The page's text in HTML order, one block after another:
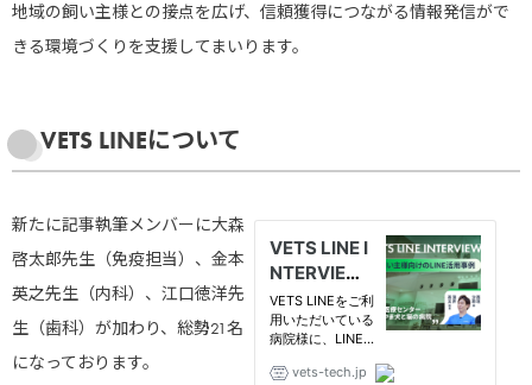
地域の飼い主様との接点を広げ、信頼獲得につながる情報発信がで
きる環境づくりを支援してまいります。
VETS LINEについて
新たに記事執筆メンバーに大森
啓太郎先生（免疫担当）、金本
英之先生（内科）、江口徳洋先
生（歯科）が加わり、総勢21名
になっております。